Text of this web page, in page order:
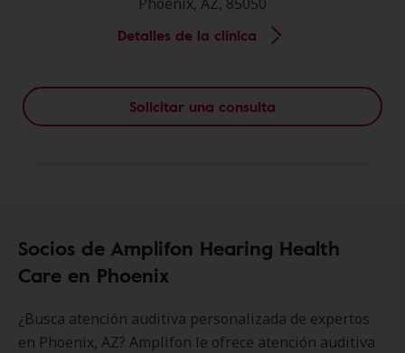
Detalles de la clínica
Solicitar una consulta
Socios de Amplifon Hearing Health
Care en Phoenix
¿Busca atención auditiva personalizada de expertos
en Phoenix, AZ? Amplifon le ofrece atención auditiva